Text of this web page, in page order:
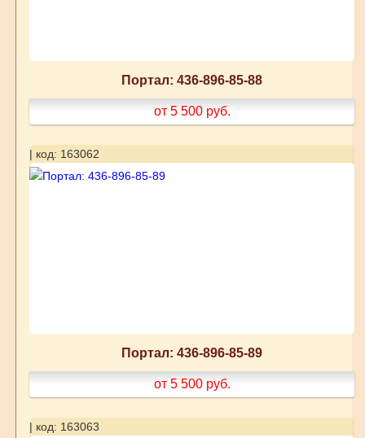
Портал: 436-896-85-88
от 5 500 руб.
| код: 163062
Портал: 436-896-85-89
от 5 500 руб.
| код: 163063